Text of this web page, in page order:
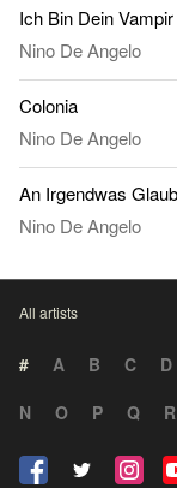
Ich Bin Dein Vampir
Nino De Angelo
Colonia
Nino De Angelo
An Irgendwas
Nino De Angelo
All artists
# A B C D
N
O P Q R